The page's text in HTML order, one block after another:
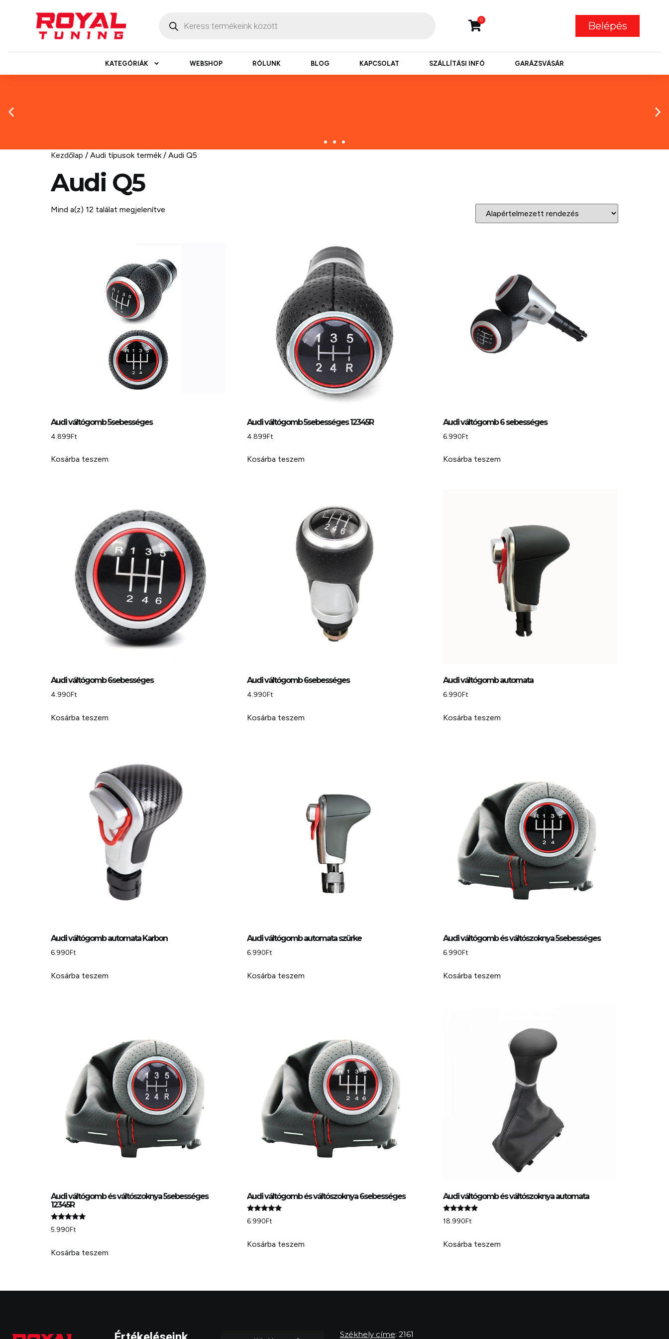
0
Belépés
KATEGÓRIÁK WEBSHOP RÓLUNK BLOG KAPCSOLAT SZÁLLÍTÁSI INFÓ GARÁZSVÁSÁR
Másnapi kézbesítés
Kezdőlap / Audi típusok termék / Audi Q5
Audi Q5
Mind a(z) 12 találat megjelenítve
Audi váltógomb 5sebességes
4.899Ft
Kosárba teszem
Audi váltógomb 5sebességes 12345R
4.899Ft
Kosárba teszem
Audi váltógomb 6 sebességes
6.990Ft
Kosárba teszem
Audi váltógomb 6sebességes
4.990Ft
Kosárba teszem
Audi váltógomb 6sebességes
4.990Ft
Kosárba teszem
Audi váltógomb automata
6.990Ft
Kosárba teszem
Audi váltógomb automata Karbon
6.990Ft
Kosárba teszem
Audi váltógomb automata szürke
6.990Ft
Kosárba teszem
Audi váltógomb és váltószoknya 5sebességes
6.990Ft
Kosárba teszem
Audi váltógomb és váltószoknya 5sebességes
12345R
Értékelés:
5.00
5.990Ft
Kosárba teszem
Audi váltógomb és váltószoknya 6sebességes
Értékelés:
5.00
6.990Ft
Kosárba teszem
Audi váltógomb és váltószoknya automata
Értékelés:
5.00
18.990Ft
Kosárba teszem
Székhely címe: 2161